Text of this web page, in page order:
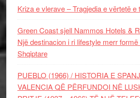
Kriza e vlerave – Tragjedia e vërtetë
Green Coast sjell Nammos Hotels &
Një destinacion i ri lifestyle merr
Shqiptare
PUEBLO (1966) / HISTORIA E
VALENCIA QË PËRFUNDOI NË